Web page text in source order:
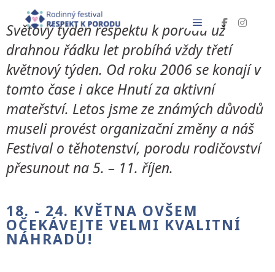
Světový týden respektu k porodu už
drahnou řádku let probíhá vždy třetí
květnový týden. Od roku 2006 se konají v
tomto čase i akce Hnutí za aktivní
mateřství. Letos jsme ze známých důvodů
museli provést organizační změny a náš
Festival o těhotenství, porodu rodičovství
přesunout na 5. – 11. říjen.
18. - 24. KVĚTNA OVŠEM
OČEKÁVEJTE VELMI KVALITNÍ
NÁHRADU!